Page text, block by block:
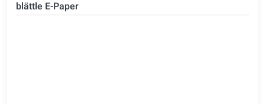
blättle E-Paper